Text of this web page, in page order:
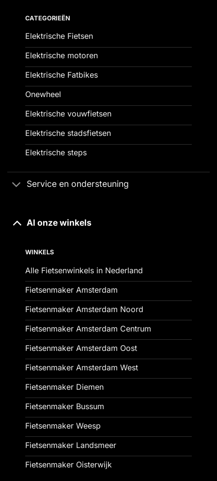
CATEGORIEËN
Elektrische Fietsen
Elektrische motoren
Elektrische Fatbikes
Onewheel
Elektrische vouwfietsen
Elektrische stadsfietsen
Elektrische steps
Service en ondersteuning
Al onze winkels
WINKELS
Alle Fietsenwinkels in Nederland
Fietsenmaker Amsterdam
Fietsenmaker Amsterdam Noord
Fietsenmaker Amsterdam Centrum
Fietsenmaker Amsterdam Oost
Fietsenmaker Amsterdam West
Fietsenmaker Diemen
Fietsenmaker Bussum
Fietsenmaker Weesp
Fietsenmaker Landsmeer
Fietsenmaker Oisterwijk